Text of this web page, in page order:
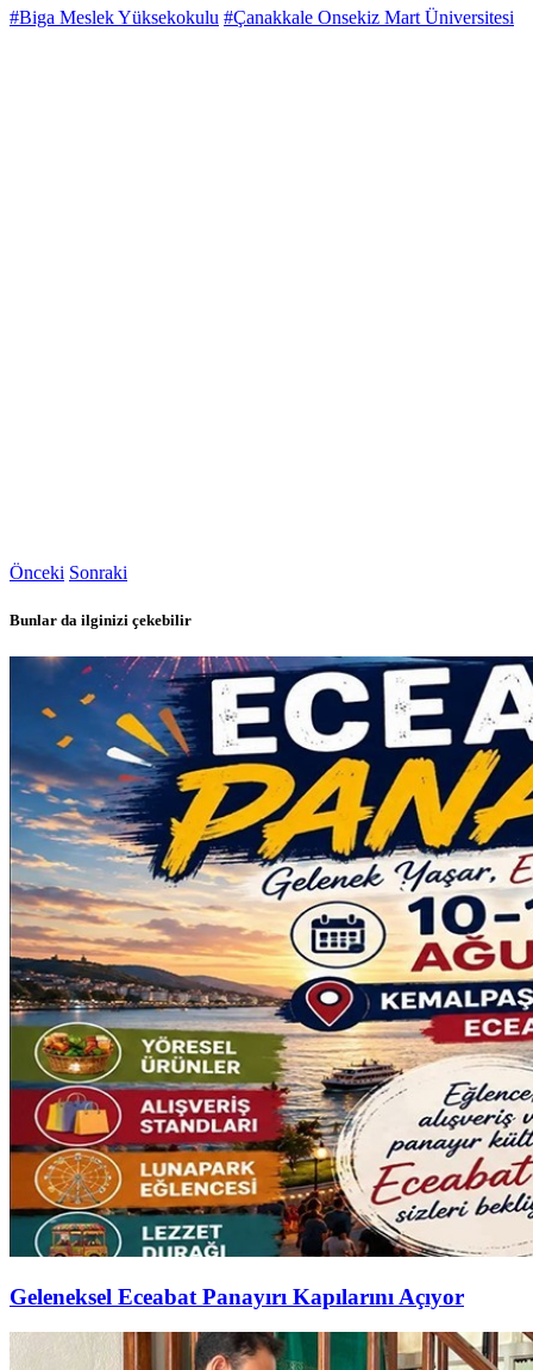
#Biga Meslek Yüksekokulu #Çanakkale Onsekiz Mart Üniversitesi
Önceki Sonraki
Bunlar da ilginizi çekebilir
Geleneksel Eceabat Panayırı Kapılarını Açıyor